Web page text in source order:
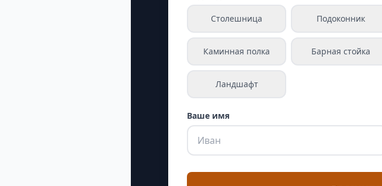
Столешница Подоконник
Каминная полка Барная стойка
Ландшафт
Ваше имя